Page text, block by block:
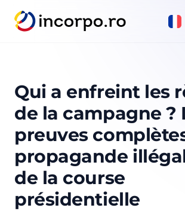
principal
Qui a enfreint les
de la campagne ?
preuves
propagande
de la course
présidentielle